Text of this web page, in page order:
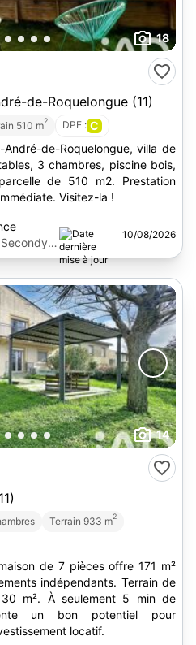
18
de-Roquelongue (11)
510 m2 DPE : C
de-Roquelongue, villa de
3 chambres, piscine bois,
de 510 m2. Prestation
Visitez-la !
10/08/2026
14
Terrain 933 m2
de 7 pièces offre 171 m²
indépendants. Terrain de
m². À seulement 5 min de
un bon potentiel pour
locatif.